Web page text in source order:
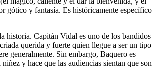
gótico y fantasía. Es históricamente específico
historia. Capitán Vidal es uno de los bandidos
querida y fuerte quien llegue a ser un tipo
generalmente. Sin embargo, Baquero es
y hace que las audiencias sientan que son